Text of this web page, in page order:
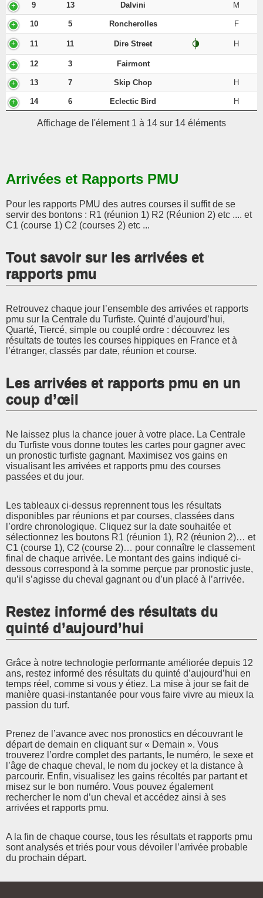
9 13 Dalvini M
10 5 Roncherolles F
11 11 Dire Street H
12 3 Fairmont
13 7 Skip Chop H
14 6 Eclectic Bird H
Affichage de l'élement 1 à 14 sur 14 éléments
Arrivées et Rapports PMU
Pour les rapports PMU des autres courses il suffit de se
servir des bontons : R1 (réunion 1) R2 (Réunion 2) etc .... et
C1 (course 1) C2 (courses 2) etc ...
Tout savoir sur les arrivées et
rapports pmu
Retrouvez chaque jour l’ensemble des arrivées et rapports
pmu sur la Centrale du Turfiste. Quinté d’aujourd’hui,
Quarté, Tiercé, simple ou couplé ordre : découvrez les
résultats de toutes les courses hippiques en France et à
l’étranger, classés par date, réunion et course.
Les arrivées et rapports pmu en un
coup d’œil
Ne laissez plus la chance jouer à votre place. La Centrale
du Turfiste vous donne toutes les cartes pour gagner avec
un pronostic turfiste gagnant. Maximisez vos gains en
visualisant les arrivées et rapports pmu des courses
passées et du jour.
Les tableaux ci-dessus reprennent tous les résultats
disponibles par réunions et par courses, classées dans
l’ordre chronologique. Cliquez sur la date souhaitée et
sélectionnez les boutons R1 (réunion 1), R2 (réunion 2)… et
C1 (course 1), C2 (course 2)… pour connaître le classement
final de chaque arrivée. Le montant des gains indiqué ci-
dessous correspond à la somme perçue par pronostic juste,
qu’il s’agisse du cheval gagnant ou d’un placé à l’arrivée.
Restez informé des résultats du
quinté d’aujourd’hui
Grâce à notre technologie performante améliorée depuis 12
ans, restez informé des résultats du quinté d’aujourd’hui en
temps réel, comme si vous y étiez. La mise à jour se fait de
manière quasi-instantanée pour vous faire vivre au mieux la
passion du turf.
Prenez de l’avance avec nos pronostics en découvrant le
départ de demain en cliquant sur « Demain ». Vous
trouverez l’ordre complet des partants, le numéro, le sexe et
l’âge de chaque cheval, le nom du jockey et la distance à
parcourir. Enfin, visualisez les gains récoltés par partant et
misez sur le bon numéro. Vous pouvez également
rechercher le nom d’un cheval et accédez ainsi à ses
arrivées et rapports pmu.
A la fin de chaque course, tous les résultats et rapports pmu
sont analysés et triés pour vous dévoiler l’arrivée probable
du prochain départ.